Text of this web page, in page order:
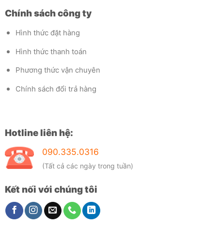
Chính sách công ty
Hình thức đặt hàng
Hình thức thanh toán
Phương thức vận chuyên
Chính sách đổi trả hàng
Hotline liên hệ:
090.335.0316
(Tất cả các ngày trong tuần)
Kết nối với chúng tôi